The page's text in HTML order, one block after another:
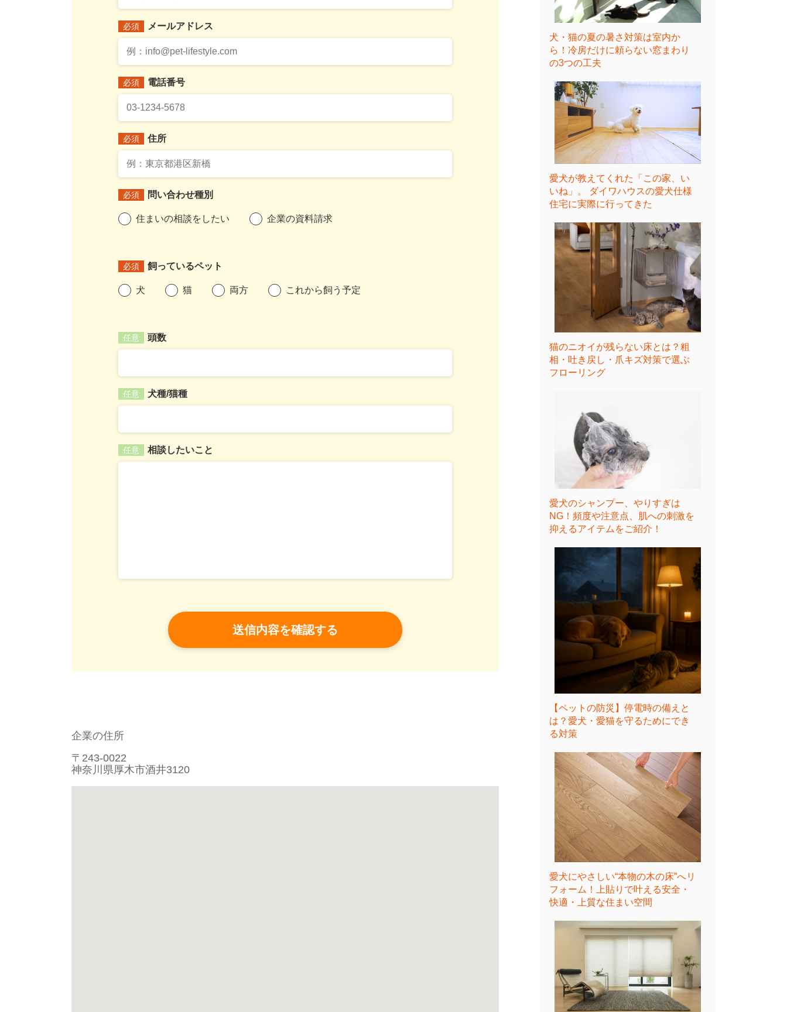
必須 メールアドレス
必須 電話番号
必須 住所
必須 問い合わせ種別
住まいの相談をしたい 企業の資料請求
必須 飼っているペット
犬 猫 両方 これから飼う予定
任意 頭数
任意 犬種/猫種
任意 相談したいこと
企業の住所
〒243-0022
神奈川県厚木市酒井3120
犬・猫の夏の暑さ対策は室内か
ら！冷房だけに頼らない窓まわり
の3つの工夫
愛犬が教えてくれた「この家、い
いね」。 ダイワハウスの愛犬仕様
住宅に実際に行ってきた
猫のニオイが残らない床とは？粗
相・吐き戻し・爪キズ対策で選ぶ
フローリング
愛犬のシャンプー、やりすぎは
NG！頻度や注意点、肌への刺激を
抑えるアイテムをご紹介！
【ペットの防災】停電時の備えと
は？愛犬・愛猫を守るためにでき
る対策
愛犬にやさしい“本物の木の床”へリ
フォーム！上貼りで叶える安全・
快適・上質な住まい空間